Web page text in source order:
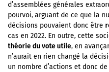
d’assemblées générales
pourvoi, arguant de ce que la
décisions pouvaient donc être
cas en 2022. En outre, cette
théorie du vote utile, en
n’aurait en rien changé la
un nombre d’actions et donc